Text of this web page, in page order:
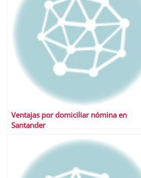
Ventajas por domiciliar nómina en
Santander